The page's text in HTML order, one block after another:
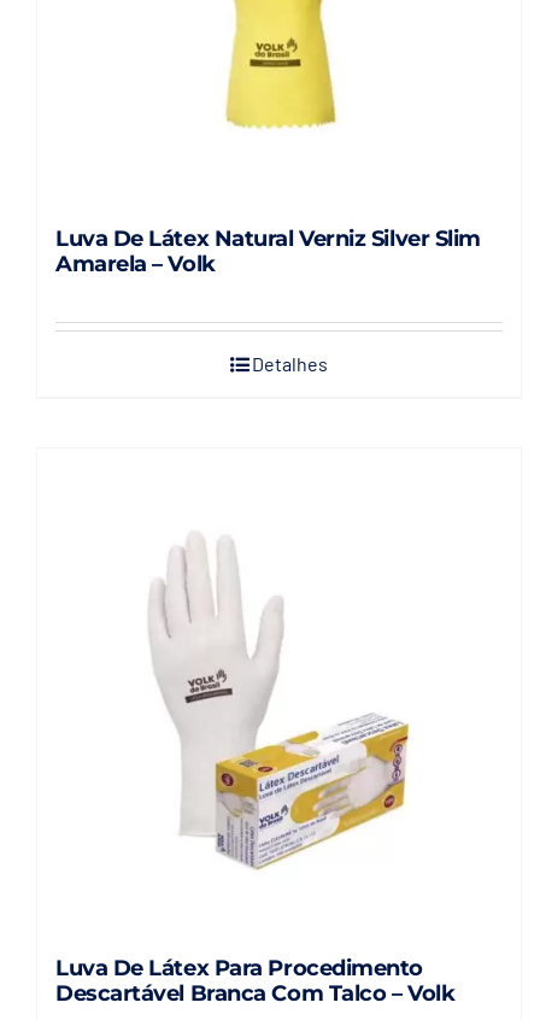
Luva De Látex Natural Verniz Silver Slim
Amarela – Volk
Detalhes
Luva De Látex Para Procedimento
Descartável Branca Com Talco – Volk